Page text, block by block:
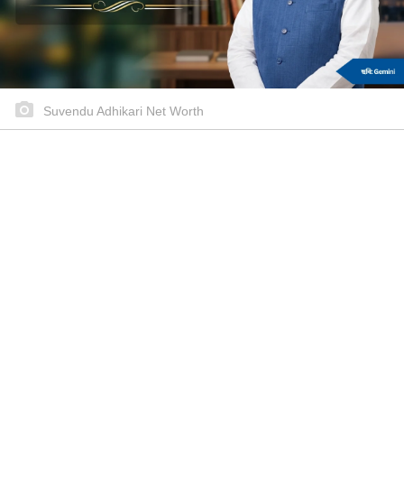
Suvendu Adhikari Net Worth